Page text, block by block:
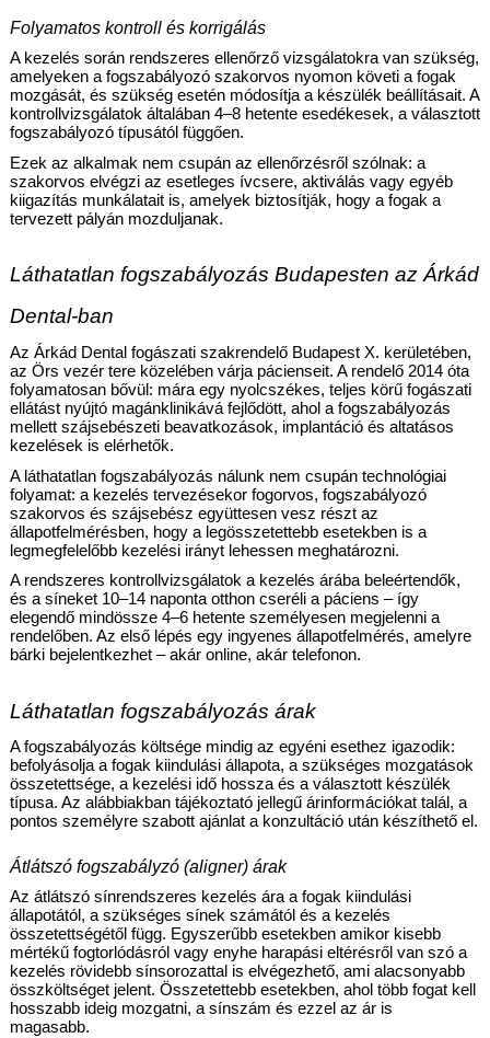
Folyamatos kontroll és korrigálás
A kezelés során rendszeres ellenőrző vizsgálatokra van szükség,
amelyeken a fogszabályozó szakorvos nyomon követi a fogak
mozgását, és szükség esetén módosítja a készülék beállításait. A
kontrollvizsgálatok általában 4–8 hetente esedékesek, a választott
fogszabályozó típusától függően.
Ezek az alkalmak nem csupán az ellenőrzésről szólnak: a
szakorvos elvégzi az esetleges ívcsere, aktiválás vagy egyéb
kiigazítás munkálatait is, amelyek biztosítják, hogy a fogak a
tervezett pályán mozduljanak.
Láthatatlan fogszabályozás Budapesten az Árkád
Dental-ban
Az Árkád Dental fogászati szakrendelő Budapest X. kerületében,
az Örs vezér tere közelében várja pácienseit. A rendelő 2014 óta
folyamatosan bővül: mára egy nyolcszékes, teljes körű fogászati
ellátást nyújtó magánklinikává fejlődött, ahol a fogszabályozás
mellett szájsebészeti beavatkozások, implantáció és altatásos
kezelések is elérhetők.
A láthatatlan fogszabályozás nálunk nem csupán technológiai
folyamat: a kezelés tervezésekor fogorvos, fogszabályozó
szakorvos és szájsebész együttesen vesz részt az
állapotfelmérésben, hogy a legösszetettebb esetekben is a
legmegfelelőbb kezelési irányt lehessen meghatározni.
A rendszeres kontrollvizsgálatok a kezelés árába beleértendők,
és a síneket 10–14 naponta otthon cseréli a páciens – így
elegendő mindössze 4–6 hetente személyesen megjelenni a
rendelőben. Az első lépés egy ingyenes állapotfelmérés, amelyre
bárki bejelentkezhet – akár online, akár telefonon.
Láthatatlan fogszabályozás árak
A fogszabályozás költsége mindig az egyéni esethez igazodik:
befolyásolja a fogak kiindulási állapota, a szükséges mozgatások
összetettsége, a kezelési idő hossza és a választott készülék
típusa. Az alábbiakban tájékoztató jellegű árinformációkat talál, a
pontos személyre szabott ajánlat a konzultáció után készíthető el.
Átlátszó fogszabályzó (aligner) árak
Az átlátszó sínrendszeres kezelés ára a fogak kiindulási
állapotától, a szükséges sínek számától és a kezelés
összetettségétől függ. Egyszerűbb esetekben amikor kisebb
mértékű fogtorlódásról vagy enyhe harapási eltérésről van szó a
kezelés rövidebb sínsorozattal is elvégezhető, ami alacsonyabb
összköltséget jelent. Összetettebb esetekben, ahol több fogat kell
hosszabb ideig mozgatni, a sínszám és ezzel az ár is
magasabb.